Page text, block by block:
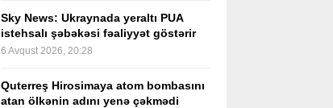
Sky News: Ukraynada yeraltı PUA
istehsalı şəbəkəsi fəaliyyət göstərir
6 Avqust 2026, 20:28
Quterreş Hirosimaya atom bombasını
atan ölkənin adını yenə çəkmədi